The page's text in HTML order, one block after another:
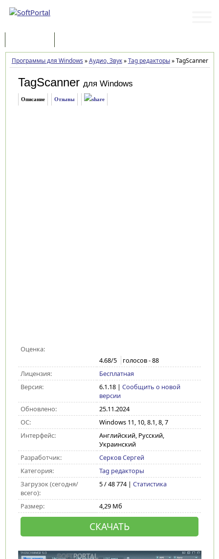
Программы для Windows »Аудио, Звук»Tag редакторы»TagScanner
TagScanner для Windows
Описание Отзывы
Оценка:
4.68/5 голосов -88
Лицензия:
Бесплатная
Версия:
6.1.18| Сообщить о новой
версии
Обновлено:
25.11.2024
ОС:
Windows 11, 10, 8.1, 8, 7
Интерфейс:
Английский, Русский,
Украинский
Разработчик:
Серков Сергей
Категория:
Tag редакторы
Загрузок (сегодня/
всего):
5 / 48 774 | Статистика
Размер: 4,29 Мб
СКАЧАТЬ